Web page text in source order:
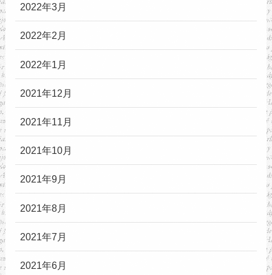
2022年3月
2022年2月
2022年1月
2021年12月
2021年11月
2021年10月
2021年9月
2021年8月
2021年7月
2021年6月